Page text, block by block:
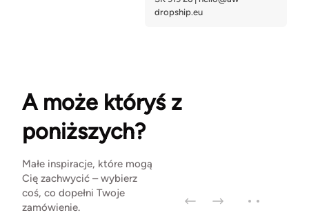
A może któryś z
poniższych?
Małe inspiracje, które mogą
Cię zachwycić – wybierz
coś, co dopełni Twoje
zamówienie.